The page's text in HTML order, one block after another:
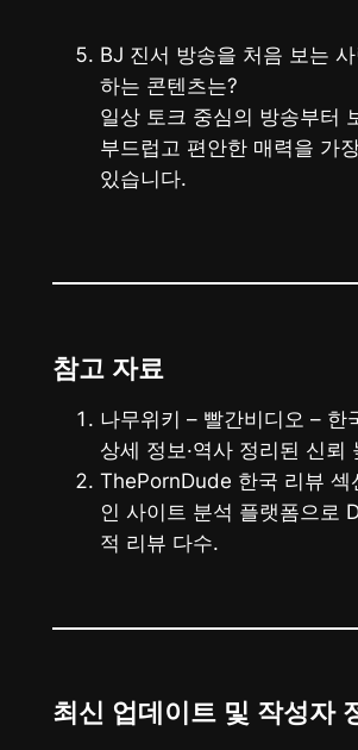
BJ 진서 방송을 처음 보는
하는 콘텐츠는?
일상 토크 중심의 방송부터
부드럽고 편안한 매력을 가
있습니다.
참고 자료
나무위키 – 빨간비디오 – 한
상세 정보·역사 정리된 신뢰
ThePornDude 한국 리뷰 섹
인 사이트 분석 플랫폼으로
적 리뷰 다수.
최신 업데이트 및 작성자